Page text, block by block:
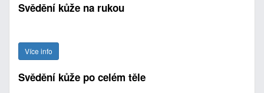
Svědění kůže na rukou
Více info
Svědění kůže po celém těle